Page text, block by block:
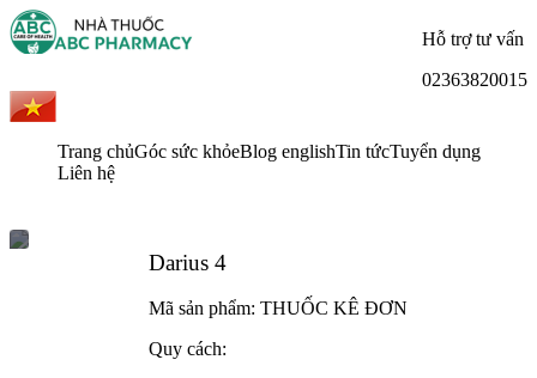
Hỗ trợ tư vấn
02363820015
Trang chủGóc sức khỏeBlog englishTin tứcTuyển dụng
Liên hệ
Darius 4
Mã sản phẩm: THUỐC KÊ ĐƠN
Quy cách: